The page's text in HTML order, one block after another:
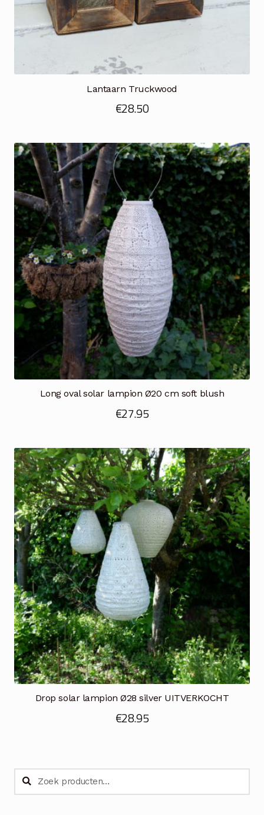
Lantaarn Truckwood
€28.50
Long oval solar lampion Ø20 cm soft blush
€27.95
Drop solar lampion Ø28 silver UITVERKOCHT
€28.95
Zoeken
naar:
Zoeken